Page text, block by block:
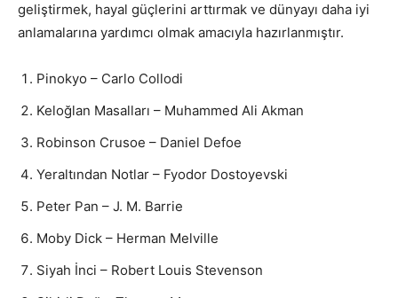
geliştirmek, hayal güçlerini arttırmak ve dünyayı daha iyi
anlamalarına yardımcı olmak amacıyla hazırlanmıştır.
Pinokyo – Carlo Collodi
Keloğlan Masalları – Muhammed Ali Akman
Robinson Crusoe – Daniel Defoe
Yeraltından Notlar – Fyodor Dostoyevski
Peter Pan – J. M. Barrie
Moby Dick – Herman Melville
Siyah İnci – Robert Louis Stevenson